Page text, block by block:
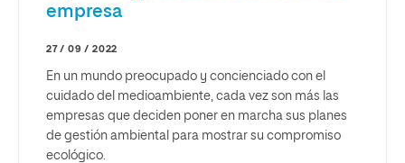
empresa
27 / 09 / 2022
En un mundo preocupado y concienciado con el
cuidado del medioambiente, cada vez son más las
empresas que deciden poner en marcha sus planes
de gestión ambiental para mostrar su compromiso
ecológico.